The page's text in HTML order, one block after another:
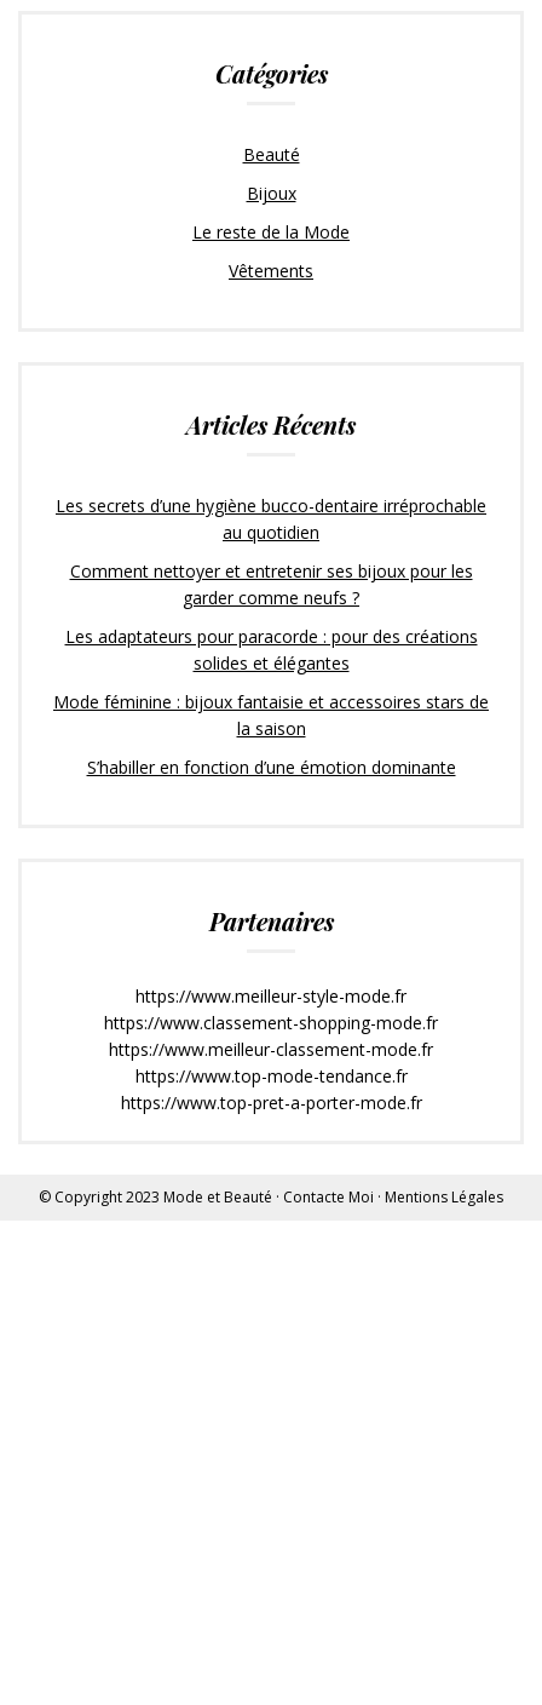
Catégories
Beauté
Bijoux
Le reste de la Mode
Vêtements
Articles Récents
Les secrets d’une hygiène bucco-dentaire irréprochable
au quotidien
Comment nettoyer et entretenir ses bijoux pour les
garder comme neufs ?
Les adaptateurs pour paracorde : pour des créations
solides et élégantes
Mode féminine : bijoux fantaisie et accessoires stars de
la saison
S’habiller en fonction d’une émotion dominante
Partenaires
https://www.meilleur-style-mode.fr
https://www.classement-shopping-mode.fr
https://www.meilleur-classement-mode.fr
https://www.top-mode-tendance.fr
https://www.top-pret-a-porter-mode.fr
© Copyright 2023 Mode et Beauté · Contacte Moi · Mentions Légales